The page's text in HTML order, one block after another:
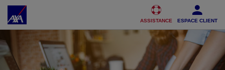
Accéder au Contenu Accéder au Pied de page
ASSISTANCE ESPACE CLIENT